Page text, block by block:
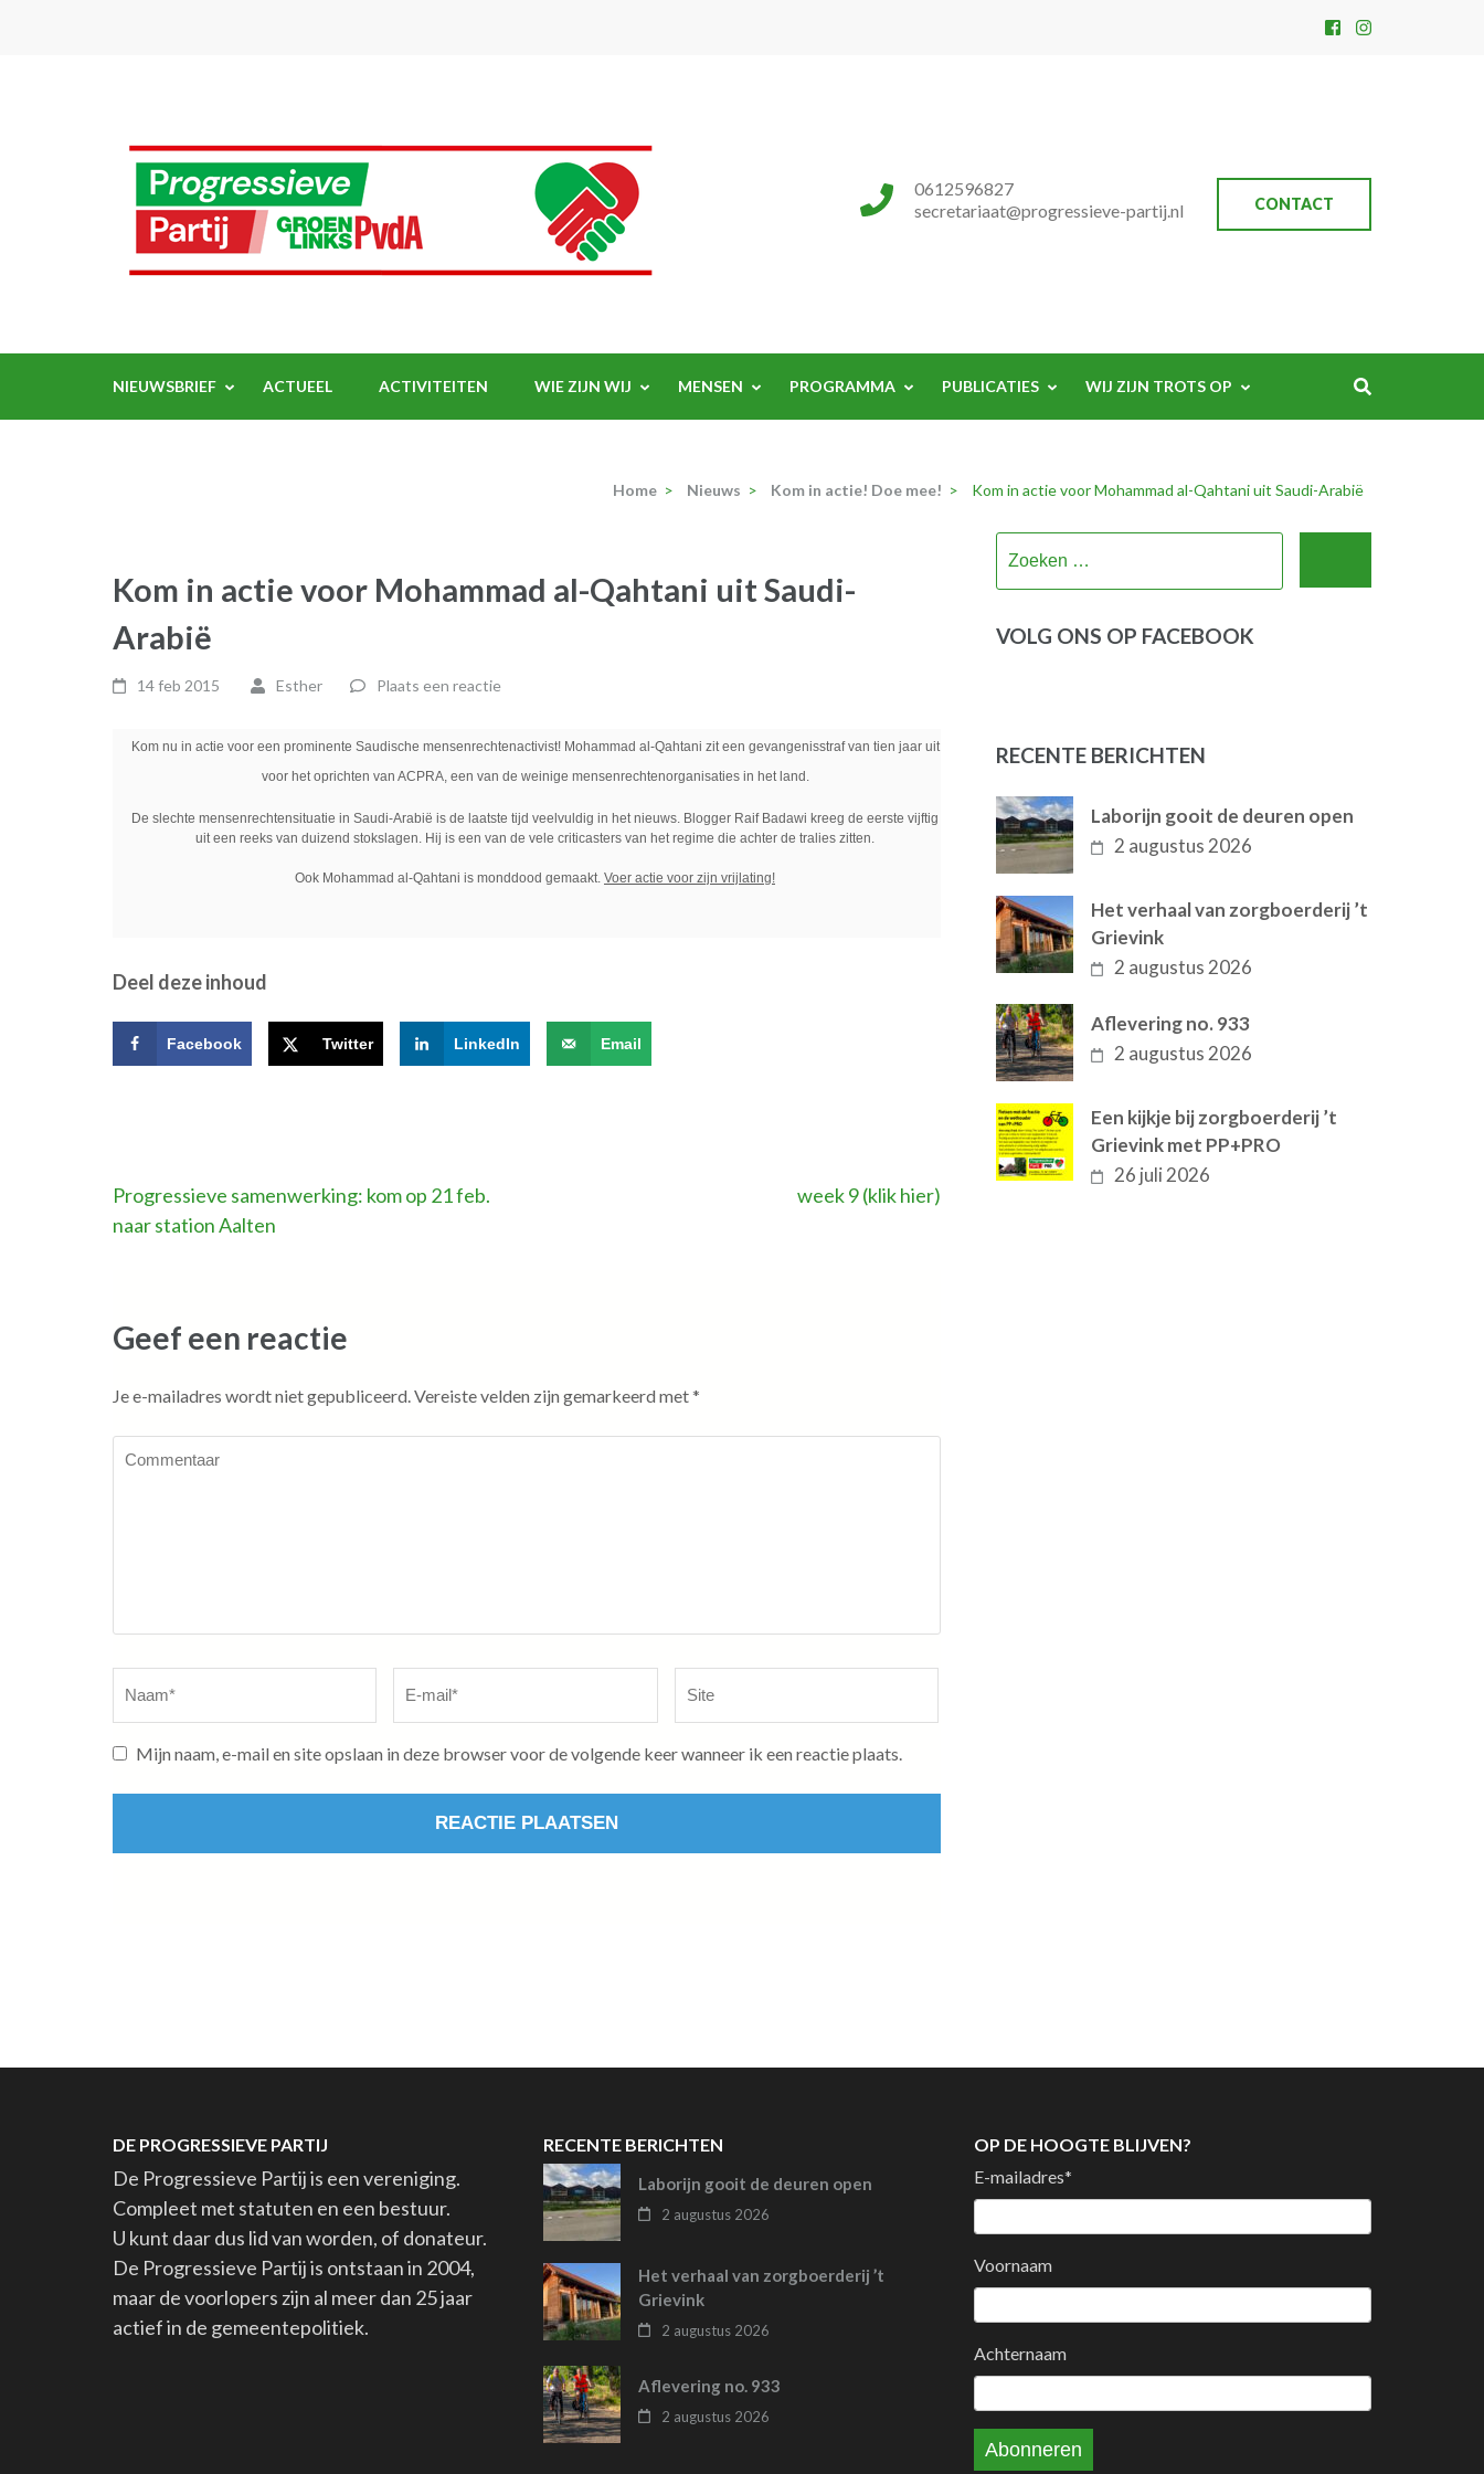
CONTACT
0612596827
secretariaat@progressieve-partij.nl
NIEUWSBRIEF ACTUEEL ACTIVITEITEN WIE ZIJN WIJ MENSEN PROGRAMMA PUBLICATIES WIJ ZIJN TROTS OP
Home > Nieuws > Kom in actie! Doe mee! > Kom in actie voor Mohammad al-Qahtani uit Saudi-Arabië
Kom in actie voor Mohammad al-Qahtani uit Saudi-
Arabië
14 feb 2015 Esther Plaats een reactie
Kom nu in actie voor een prominente Saudische mensenrechtenactivist! Mohammad al-Qahtani zit een gevangenisstraf van tien jaar uit
voor het oprichten van ACPRA, een van de weinige mensenrechtenorganisaties in het land.
De slechte mensenrechtensituatie in Saudi-Arabië is de laatste tijd veelvuldig in het nieuws. Blogger Raif Badawi kreeg de eerste vijftig
uit een reeks van duizend stokslagen. Hij is een van de vele criticasters van het regime die achter de tralies zitten.
Ook Mohammad al-Qahtani is monddood gemaakt. Voer actie voor zijn vrijlating!
Deel deze inhoud
Facebook Twitter LinkedIn Email
Bericht
navigatie
Progressieve samenwerking: kom op 21 feb.
naar station Aalten
week 9 (klik hier)
Geef een reactie
Je e-mailadres wordt niet gepubliceerd. Vereiste velden zijn gemarkeerd met*
mail*
Mijn naam, e-mail en site opslaan in deze browser voor de volgende keer wanneer ik een reactie plaats.
VOLG ONS OP FACEBOOK
RECENTE BERICHTEN
Laborijn gooit de deuren open
2 augustus 2026
Het verhaal van zorgboerderij ’t
Grievink
2 augustus 2026
Aflevering no. 933
2 augustus 2026
Een kijkje bij zorgboerderij ’t
Grievink met PP+PRO
26 juli 2026
DE PROGRESSIEVE PARTIJ
De Progressieve Partij is een vereniging.
Compleet met statuten en een bestuur.
U kunt daar dus lid van worden, of donateur.
De Progressieve Partij is ontstaan in 2004,
maar de voorlopers zijn al meer dan 25 jaar
actief in de gemeentepolitiek.
RECENTE BERICHTEN
Laborijn gooit de deuren open
2 augustus 2026
Het verhaal van zorgboerderij ’t
Grievink
2 augustus 2026
Aflevering no. 933
2 augustus 2026
OP DE HOOGTE BLIJVEN?
E-mailadres*
Voornaam
Achternaam
Abonneren